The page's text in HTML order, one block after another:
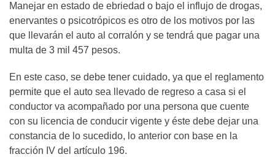
Manejar en estado de ebriedad o bajo el influjo de drogas,
enervantes o psicotrópicos es otro de los motivos por las
que llevarán el auto al corralón y se tendrá que pagar una
multa de 3 mil 457 pesos.
En este caso, se debe tener cuidado, ya que el reglamento
permite que el auto sea llevado de regreso a casa si el
conductor va acompañado por una persona que cuente
con su licencia de conducir vigente y éste debe dejar una
constancia de lo sucedido, lo anterior con base en la
fracción IV del artículo 196.